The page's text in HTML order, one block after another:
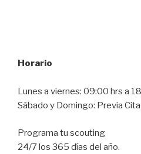
Horario
Lunes a viernes: 09:00 hrs a
Sábado y Domingo: Previa Cita
Programa tu scouting
24/7 los 365 días del año.